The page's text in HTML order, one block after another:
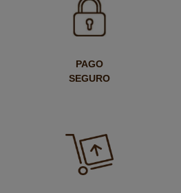
PAGO
SEGURO